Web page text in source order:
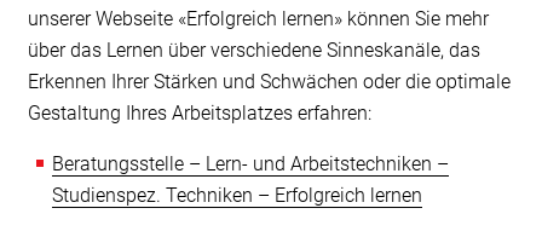
einteilen» und zur «Zeitplanung für die
Prüfungsvorbereitung»:
BST – Lern- und Arbeitstechniken – Allg.
unserer Webseite «Erfolgreich lernen» können Sie mehr
über das Lernen über verschiedene Sinneskanäle, das
Erkennen Ihrer Stärken und Schwächen oder die optimale
Gestaltung Ihres Arbeitsplatzes erfahren:
Beratungsstelle – Lern- und Arbeitstechniken –
Studienspez. Techniken – Erfolgreich lernen